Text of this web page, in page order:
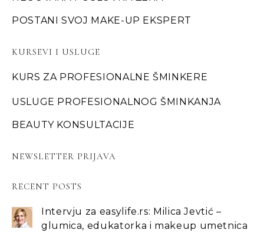
POSTANI SVOJ MAKE-UP EKSPERT
KURSEVI I USLUGE
KURS ZA PROFESIONALNE ŠMINKERE
USLUGE PROFESIONALNOG ŠMINKANJA
BEAUTY KONSULTACIJE
NEWSLETTER PRIJAVA
RECENT POSTS
Intervju za easylife.rs: Milica Jevtić –
glumica, edukatorka i makeup umetnica